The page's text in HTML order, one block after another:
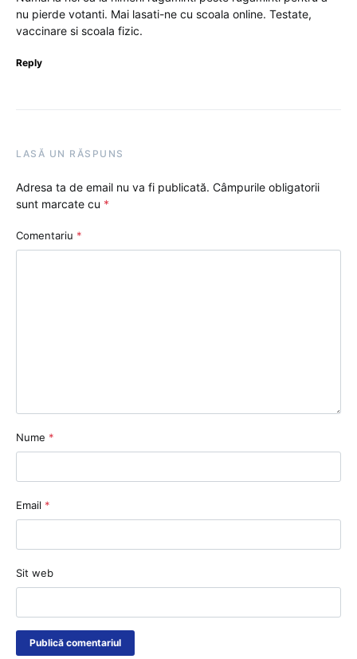
nu pierde votanti. Mai lasati-ne cu scoala online. Testate,
vaccinare si scoala fizic.
Reply
LASĂ UN RĂSPUNS
Adresa ta de email nu va fi publicată. Câmpurile obligatorii
sunt marcate cu *
Comentariu *
Nume *
Email *
Sit web